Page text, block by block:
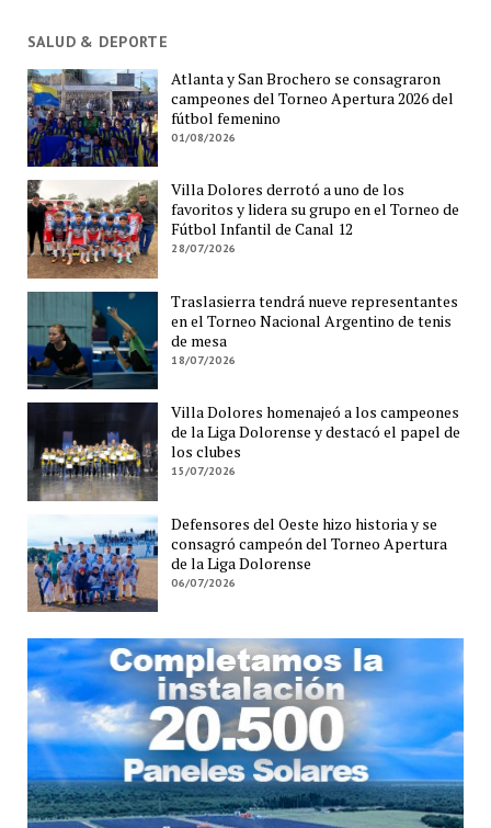
SALUD & DEPORTE
Atlanta y San Brochero se consagraron
campeones del Torneo Apertura 2026 del
fútbol femenino
01/08/2026
Villa Dolores derrotó a uno de los
favoritos y lidera su grupo en el Torneo de
Fútbol Infantil de Canal 12
28/07/2026
Traslasierra tendrá nueve representantes
en el Torneo Nacional Argentino de tenis
de mesa
18/07/2026
Villa Dolores homenajeó a los campeones
de la Liga Dolorense y destacó el papel de
los clubes
15/07/2026
Defensores del Oeste hizo historia y se
consagró campeón del Torneo Apertura
de la Liga Dolorense
06/07/2026